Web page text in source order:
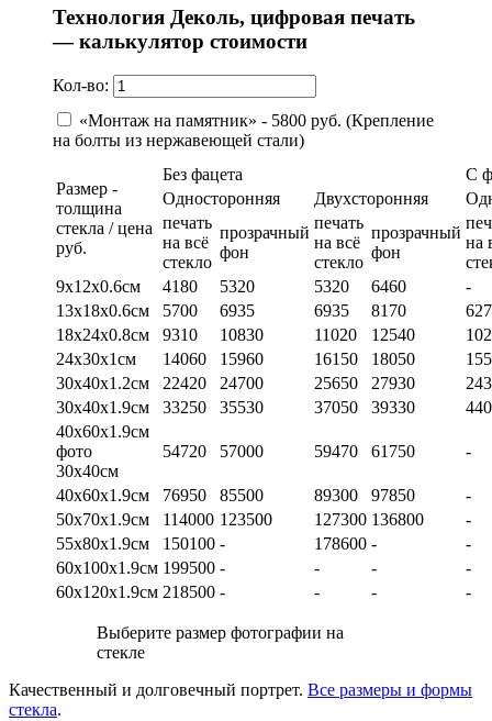
Технология Деколь, цифровая печать
— калькулятор стоимости
Кол-во:
«Монтаж на памятник» - 5800 руб. (Крепление
на болты из нержавеющей стали)
Размер -
толщина
стекла / цена
руб.
Без фацета
С
Односторонняя
Двухсторонняя
печать
на всё
стекло
прозрачный
фон
печать
на всё
стекло
прозрачный
фон
на
9х12х0.6см
4180 5320 5320 6460
-
13х18х0.6см
5700 6935 6935 8170
18х24х0.8см
9310 10830 11020 12540
24х30х1см
14060 15960 16150 18050
30х40х1.2см
22420 24700 25650 27930
30х40х1.9см
33250 35530 37050 39330
40х60х1.9см
фото
30х40см
54720 57000 59470 61750 -
40х60х1.9см 76950 85500 89300 97850
-
50х70х1.9см
114000 123500 127300 136800
-
55х80х1.9см
150100 - 178600 -
-
60х100х1.9см 199500 - - -
-
60х120х1.9см 218500 - - - -
Выберите размер фотографии на
стекле
Качественный и долговечный портрет. Все размеры и формы
стекла.